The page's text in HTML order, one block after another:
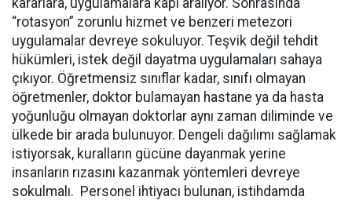
“rotasyon” zorunlu hizmet ve benzeri metezori
uygulamalar devreye sokuluyor. Teşvik değil tehdit
hükümleri, istek değil dayatma uygulamaları sahaya
çıkıyor. Öğretmensiz sınıflar kadar, sınıfı olmayan
öğretmenler, doktor bulamayan hastane ya da hasta
yoğunluğu olmayan doktorlar aynı zaman diliminde ve
ülkede bir arada bulunuyor. Dengeli dağılımı sağlamak
istiyorsak, kuralların gücüne dayanmak yerine
insanların rızasını kazanmak yöntemleri devreye
sokulmalı. Personel ihtiyacı bulunan, istihdamda